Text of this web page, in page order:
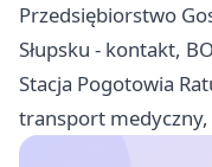
Przedsiębiorstwo
Słupsku - kontakt,
Stacja Pogotowia
transport medyczny,